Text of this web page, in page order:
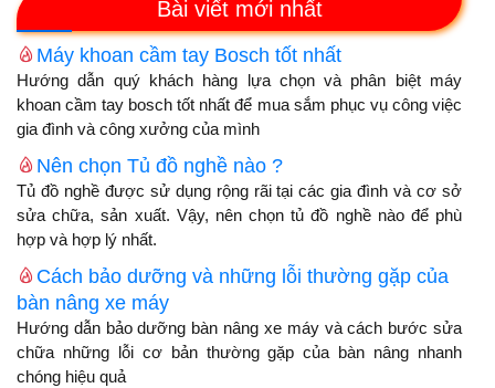
Bài viết mới nhất
Máy khoan cầm tay Bosch tốt nhất
Hướng dẫn quý khách hàng lựa chọn và phân biệt máy
khoan cầm tay bosch tốt nhất để mua sắm phục vụ công việc
gia đình và công xưởng của mình
Nên chọn Tủ đồ nghề nào ?
Tủ đồ nghề được sử dụng rộng rãi tại các gia đình và cơ sở
sửa chữa, sản xuất. Vậy, nên chọn tủ đồ nghề nào để phù
hợp và hợp lý nhất.
Cách bảo dưỡng và những lỗi thường gặp của
bàn nâng xe máy
Hướng dẫn bảo dưỡng bàn nâng xe máy và cách bước sửa
chữa những lỗi cơ bản thường gặp của bàn nâng nhanh
chóng hiệu quả